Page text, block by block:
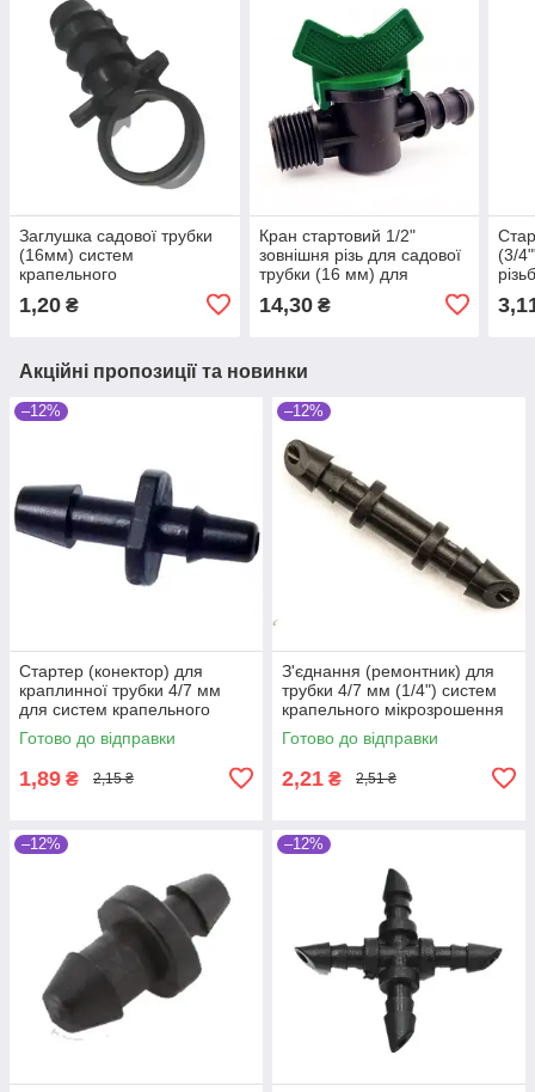
Заглушка садової трубки
(16мм) систем
крапельного
020
1,20 ₴
Кран стартовий 1/2"
зовнішня різь для садової
трубки (16 мм) для
крапельного поливання.
Santehplast SL-011-7
14,30₴
(3/
Акційні пропозиції та новинки
–12%
Стартер (конектор) для
краплинної трубки 4/7 мм
для систем крапельного
поливу та мікрозрошення
рослин
Готово до відправки
1,89 ₴ 2,15 ₴
–12%
З'єднання (ремонтник) для
трубки 4/7 мм (1/4") систем
крапельного мікрозрошення
рослин
Готово до відправки
2,21 ₴ 2,51 ₴
–12% –12%